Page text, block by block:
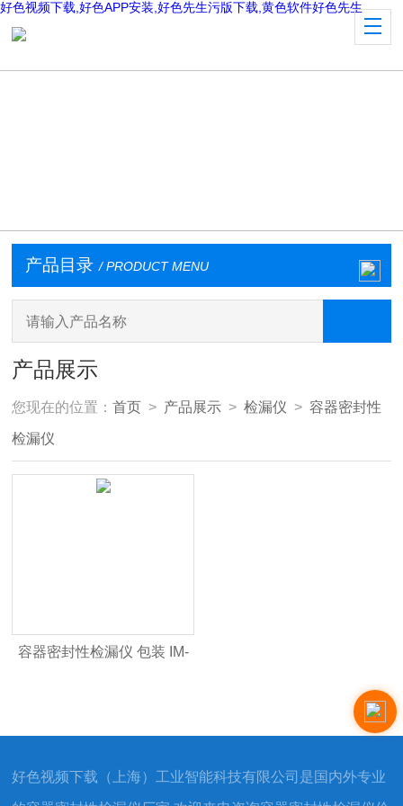
好色视频下载,好色APP安装,好色先生污版下载,黄色软件好色先生
产品目录 / PRODUCT MENU
产品展示
您现在的位置：首页 > 产品展示 >检漏仪 >容器密封性
检漏仪
容器密封性检漏仪 包装 IM-
好色视频下载（上海）工业智能科技有限公司是国内外专业